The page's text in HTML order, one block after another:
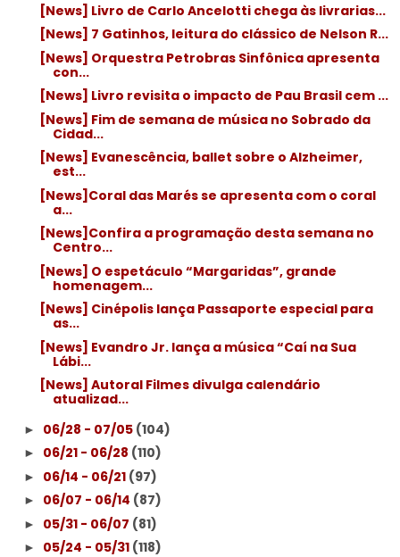
[News] Livro de Carlo Ancelotti chega às livrarias...
[News] 7 Gatinhos, leitura do clássico de Nelson R...
[News] Orquestra Petrobras Sinfônica apresenta
con...
[News] Livro revisita o impacto de Pau Brasil cem ...
[News] Fim de semana de música no Sobrado da
Cidad...
[News] Evanescência, ballet sobre o Alzheimer,
est...
[News]Coral das Marés se apresenta com o coral
a...
[News]Confira a programação desta semana no
Centro...
[News] O espetáculo “Margaridas”, grande
homenagem...
[News] Cinépolis lança Passaporte especial para
as...
[News] Evandro Jr. lança a música “Caí na Sua
Lábi...
[News] Autoral Filmes divulga calendário
atualizad...
► 06/28 - 07/05 (104)
► 06/21 - 06/28 (110)
► 06/14 - 06/21 (97)
► 06/07 - 06/14 (87)
► 05/31 - 06/07 (81)
► 05/24 - 05/31 (118)